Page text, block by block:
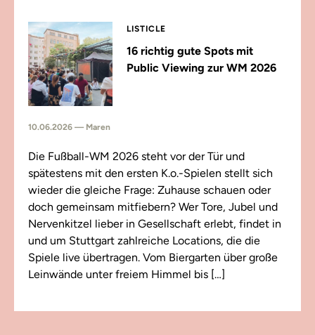
LISTICLE
16 richtig gute Spots mit
Public Viewing zur WM 2026
10.06.2026 — Maren
Die Fußball-WM 2026 steht vor der Tür und
spätestens mit den ersten K.o.-Spielen stellt sich
wieder die gleiche Frage: Zuhause schauen oder
doch gemeinsam mitfiebern? Wer Tore, Jubel und
Nervenkitzel lieber in Gesellschaft erlebt, findet in
und um Stuttgart zahlreiche Locations, die die
Spiele live übertragen. Vom Biergarten über große
Leinwände unter freiem Himmel bis […]